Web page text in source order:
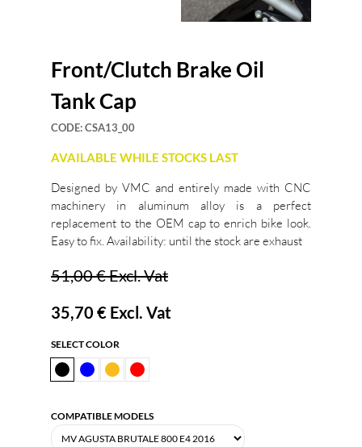
Front/Clutch Brake Oil
Tank Cap
CODE:CSA13_00
AVAILABLE WHILE STOCKS LAST
Designed by VMC and entirely made with CNC
machinery in aluminum alloy is a perfect
replacement to the OEM cap to enrich bike look.
Easy to fix. Availability: until the stock are exhaust
51,00 €Excl. Vat
35,70 € Excl. Vat
SELECT COLOR
COMPATIBLE MODELS